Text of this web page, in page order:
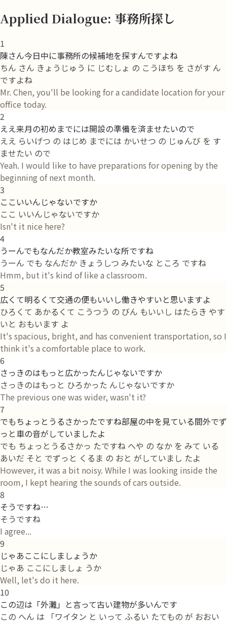
Applied Dialogue: 事務所探し
1
陳さん今日中に事務所の候補地を探すんですよね
ちん さん きょうじゅう に じむしょ の こうほち を さがす ん
ですよね
Mr. Chen, you'll be looking for a candidate location for your
office today.
2
ええ来月の初めまでには開設の準備を済ませたいので
ええ らいげつ の はじめ までには かいせつ の じゅんび を す
ませたい ので
Yeah. I would like to have preparations for opening by the
beginning of next month.
3
ここいいんじゃないですか
ここ いいんじゃないですか
Isn't it nice here?
4
うーんでもなんだか教室みたいな所ですね
うーん でも なんだか きょうしつ みたいな ところ ですね
Hmm, but it's kind of like a classroom.
5
広くて明るくて交通の便もいいし働きやすいと思いますよ
ひろくて あかるくて こうつう の びん もいいし はたらき やす
いと おもいます よ
It's spacious, bright, and has convenient transportation, so I
think it's a comfortable place to work.
6
さっきのはもっと広かったんじゃないですか
さっきのはもっと ひろかった んじゃないですか
The previous one was wider, wasn't it?
7
でもちょっとうるさかったですね部屋の中を見ている間外でず
っと車の音がしていましたよ
でも ちょっとうるさかっ たですね へや の なか を みて いる
あいだ そと でずっと くるま の おと がしていまし たよ
However, it was a bit noisy. While I was looking inside the
room, I kept hearing the sounds of cars outside.
8
そうですね…
そうですね
I agree...
9
じゃあここにしましょうか
じゃあ ここにしましょ うか
Well, let's do it here.
10
この辺は「外灘」と言って古い建物が多いんです
この へん は 「ワイタン と いって ふるい たてもの が おおい